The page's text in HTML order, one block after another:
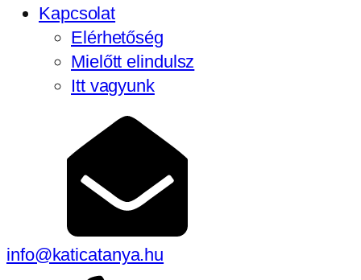
Kapcsolat
Elérhetőség
Mielőtt elindulsz
Itt vagyunk
info@katicatanya.hu